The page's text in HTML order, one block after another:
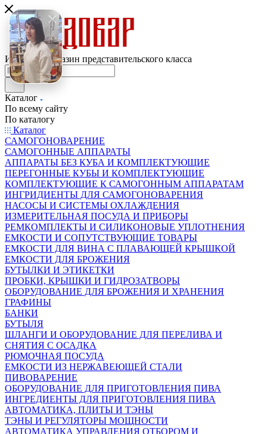
Интернет-магазин представительского класса
Каталог
По всему сайту
По каталогу
Каталог
САМОГОНОВАРЕНИЕ
САМОГОННЫЕ АППАРАТЫ
АППАРАТЫ БЕЗ КУБА И КОМПЛЕКТУЮЩИЕ
ПЕРЕГОННЫЕ КУБЫ И КОМПЛЕКТУЮЩИЕ
КОМПЛЕКТУЮЩИЕ К САМОГОННЫМ АППАРАТАМ
ИНГРИДИЕНТЫ ДЛЯ САМОГОНОВАРЕНИЯ
НАСОСЫ И СИСТЕМЫ ОХЛАЖДЕНИЯ
ИЗМЕРИТЕЛЬНАЯ ПОСУДА И ПРИБОРЫ
РЕМКОМПЛЕКТЫ И СИЛИКОНОВЫЕ УПЛОТНЕНИЯ
ЕМКОСТИ И СОПУТСТВУЮЩИЕ ТОВАРЫ
ЕМКОСТИ ДЛЯ ВИНА С ПЛАВАЮЩЕЙ КРЫШКОЙ
ЕМКОСТИ ДЛЯ БРОЖЕНИЯ
БУТЫЛКИ И ЭТИКЕТКИ
ПРОБКИ, КРЫШКИ И ГИДРОЗАТВОРЫ
ОБОРУДОВАНИЕ ДЛЯ БРОЖЕНИЯ И ХРАНЕНИЯ
ГРАФИНЫ
БАНКИ
БУТЫЛЯ
ШЛАНГИ И ОБОРУДОВАНИЕ ДЛЯ ПЕРЕЛИВА И
СНЯТИЯ С ОСАДКА
РЮМОЧНАЯ ПОСУДА
ЕМКОСТИ ИЗ НЕРЖАВЕЮЩЕЙ СТАЛИ
ПИВОВАРЕНИЕ
ОБОРУДОВАНИЕ ДЛЯ ПРИГОТОВЛЕНИЯ ПИВА
ИНГPЕДИЕНТЫ ДЛЯ ПРИГОТОВЛЕНИЯ ПИВА
АВТОМАТИКА, ПЛИТЫ И ТЭНЫ
ТЭНЫ И РЕГУЛЯТОРЫ МОЩНОСТИ
АВТОМАТИКА УПРАВЛЕНИЯ ОТБОРОМ И